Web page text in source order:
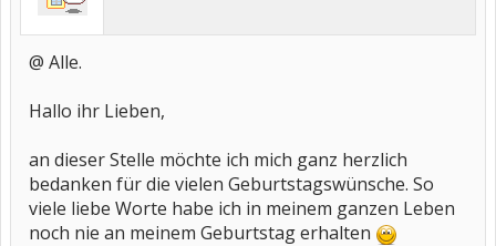
@ Alle.
Hallo ihr Lieben,
an dieser Stelle möchte ich mich ganz herzlich
bedanken für die vielen Geburtstagswünsche. So
viele liebe Worte habe ich in meinem ganzen Leben
noch nie an meinem Geburtstag erhalten